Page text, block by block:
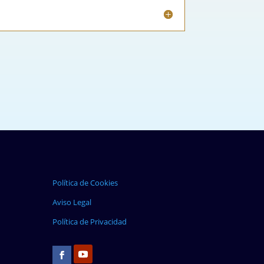
Política de Cookies
Aviso Legal
Política de Privacidad